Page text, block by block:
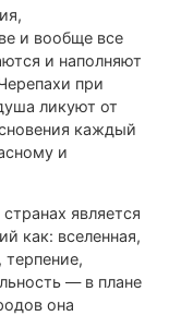
и вообще все
и наполняют
при
ликуют от
каждый
и
является
как: вселенная,
терпение,
— в плане
она